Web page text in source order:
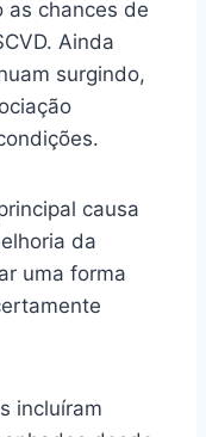
chances de
Ainda
surgindo,
causa
da
uma forma
incluíram